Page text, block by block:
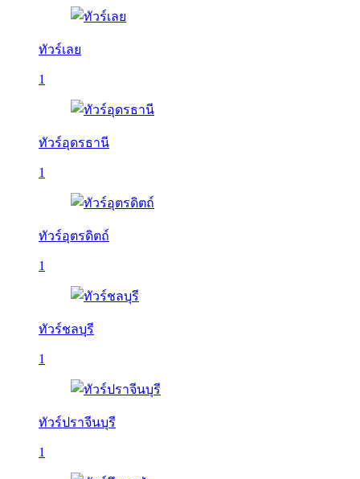
ทัวร์เลย
1
ทัวร์อุดรธานี
1
ทัวร์อุตรดิตถ์
1
ทัวร์ชลบุรี
1
ทัวร์ปราจีนบุรี
1